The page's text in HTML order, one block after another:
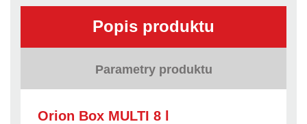
Popis produktu
Parametry produktu
Orion Box MULTI 8 l